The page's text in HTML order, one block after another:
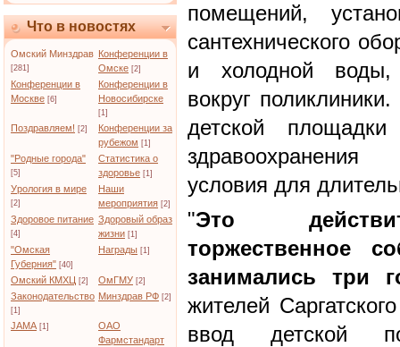
Что в новостях
Омский Минздрав
[281]
Конференции в
Омске [2]
Конференции в
Москве [6]
Конференции в
Новосибирске
[1]
Поздравляем! [2]
Конференции за
рубежом [1]
"Родные города"
[5]
Статистика о
здоровье [1]
Урология в мире
[2]
Наши
мероприятия [2]
Здоровое питание
[4]
Здоровый образ
жизни [1]
"Омская
Губерния" [40]
Награды [1]
Омский КМХЦ [2] ОмГМУ [2]
Законодательство
[1]
Минздрав РФ [2]
JAMA [1]
ОАО
Фармстандарт
помещений,
сантехнического
и холодной воды,
вокруг
детской
условия для
"Это
торжественное
занимались три
жителей
ввод детской